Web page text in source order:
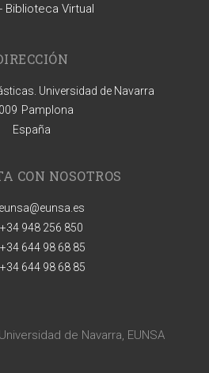
Biblioteca Virtual
Universidad de Navarra
Pamplona
España
CON NOSOTROS
eunsa@eunsa.es
+34 948 256 850
+34 644 98 68 85
+34 644 98 68 85
de Navarra, EUNSA